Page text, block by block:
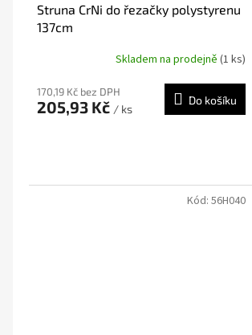
Struna CrNi do řezačky polystyrenu
137cm
Skladem na prodejně (1 ks)
170,19 Kč bez DPH
205,93 Kč / ks
Do košíku
Kód: 56H040